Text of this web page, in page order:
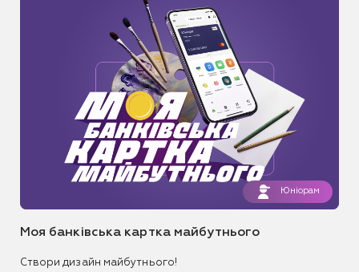
Юніорам
Моя банківська картка майбутнього
Створи дизайн майбутнього!